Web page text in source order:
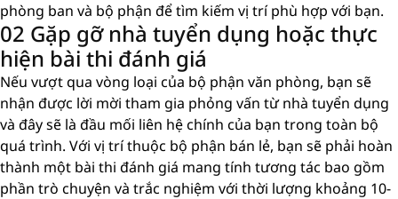
phòng ban và bộ phận để tìm kiếm vị trí phù hợp với bạn.
02 Gặp gỡ nhà tuyển dụng hoặc thực
hiện bài thi đánh giá
Nếu vượt qua vòng loại của bộ phận văn phòng, bạn sẽ
nhận được lời mời tham gia phỏng vấn từ nhà tuyển dụng
và đây sẽ là đầu mối liên hệ chính của bạn trong toàn bộ
quá trình. Với vị trí thuộc bộ phận bán lẻ, bạn sẽ phải hoàn
thành một bài thi đánh giá mang tính tương tác bao gồm
phần trò chuyện và trắc nghiệm với thời lượng khoảng 10-